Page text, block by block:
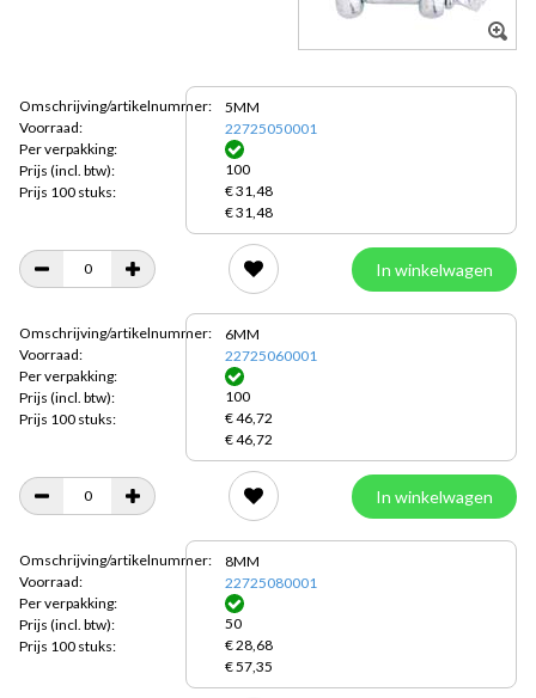
Omschrijving/artikelnummer:
Voorraad:
Per verpakking:
Prijs (incl. btw):
Prijs 100 stuks:
5MM
22725050001
100
€ 31,48
€ 31,48
In winkelwagen
Omschrijving/artikelnummer:
Voorraad:
Per verpakking:
Prijs (incl. btw):
Prijs 100 stuks:
6MM
22725060001
100
€ 46,72
€ 46,72
In winkelwagen
Omschrijving/artikelnummer:
Voorraad:
Per verpakking:
Prijs (incl. btw):
Prijs 100 stuks:
8MM
22725080001
50
€ 28,68
€ 57,35